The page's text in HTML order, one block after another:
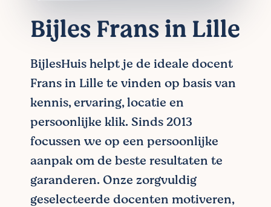
Bijles Frans in Lille
BijlesHuis helpt je de ideale docent
Frans in Lille te vinden op basis van
kennis, ervaring, locatie en
persoonlijke klik. Sinds 2013
focussen we op een persoonlijke
aanpak om de beste resultaten te
garanderen. Onze zorgvuldig
geselecteerde docenten motiveren,